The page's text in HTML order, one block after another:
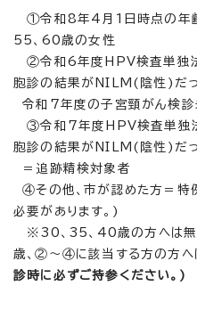
①令和8年4月1日時点の年
55、60歳の女性
②令和6年度HPV検査単独法
胞診の結果がNILM(陰性)だ
令和7年度の子宮頸がん検診
③令和7年度HPV検査単独法
胞診の結果がNILM(陰性)だ
＝追跡精検対象者
④その他、市が認めた方＝
必要があります。)
※30、35、40歳の方へは無
歳、②～④に該当する方の方へ
診時に必ずご持参ください。)